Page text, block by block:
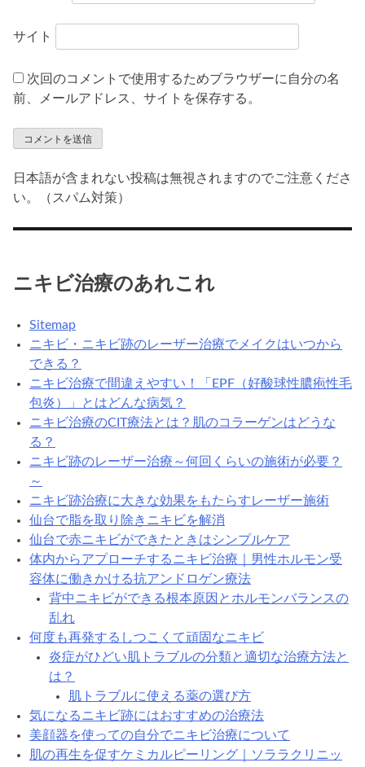
サイト
次回のコメントで使用するためブラウザーに自分の名
前、メールアドレス、サイトを保存する。
日本語が含まれない投稿は無視されますのでご注意くださ
い。（スパム対策）
ニキビ治療のあれこれ
Sitemap
ニキビ・ニキビ跡のレーザー治療でメイクはいつから
できる？
ニキビ治療で間違えやすい！「EPF（好酸球性膿疱性毛
包炎）」とはどんな病気？
ニキビ治療のCIT療法とは？肌のコラーゲンはどうな
る？
ニキビ跡のレーザー治療～何回くらいの施術が必要？
～
ニキビ跡治療に大きな効果をもたらすレーザー施術
仙台で脂を取り除きニキビを解消
仙台で赤ニキビができたときはシンプルケア
体内からアプローチするニキビ治療｜男性ホルモン受
容体に働きかける抗アンドロゲン療法
背中ニキビができる根本原因とホルモンバランスの
乱れ
何度も再発するしつこくて頑固なニキビ
炎症がひどい肌トラブルの分類と適切な治療方法と
は？
肌トラブルに使える薬の選び方
気になるニキビ跡にはおすすめの治療法
美顔器を使っての自分でニキビ治療について
肌の再生を促すケミカルピーリング｜ソララクリニッ